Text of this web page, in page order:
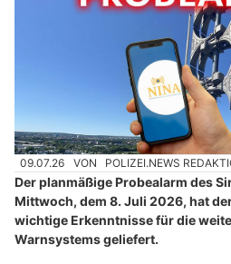
09.07.26 VON POLIZEI.NEWS
Der planmäßige Probealarm des
Mittwoch, dem 8. Juli 2026, hat
wichtige Erkenntnisse für die
Warnsystems geliefert.